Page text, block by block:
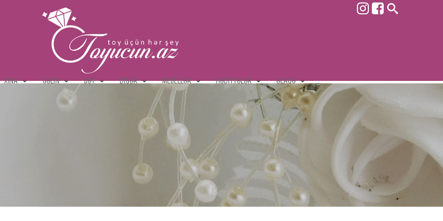
XINA GƏLIN BƏY DIGƏR MEBELLƏR HƏDIYYƏLƏR ƏLAQƏ